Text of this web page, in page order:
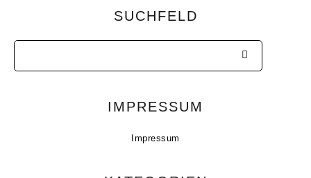
SUCHFELD
IMPRESSUM
Impressum